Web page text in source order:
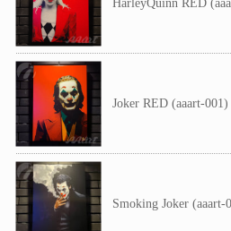
HarleyQuinn RED
Joker RED (aaart-001)
Smoking Joker (aaart-